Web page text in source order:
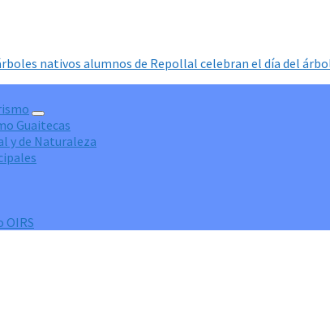
nativos alumnos de Repollal celebran el día del
Guaitecas
y de Naturaleza